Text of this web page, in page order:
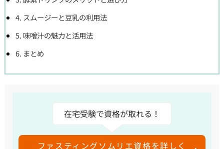
4. スムージーと豆乳の利用法
5. 味噌汁の魅力と活用法
6. まとめ
在宅受験で資格が取れる！
ファスティングソムリエ資格を詳しく